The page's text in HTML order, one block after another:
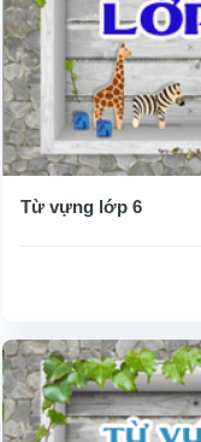
Từ vựng lớp 6